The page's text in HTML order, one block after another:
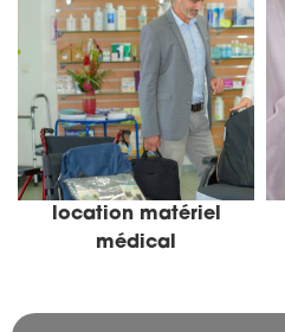
location matériel
médical